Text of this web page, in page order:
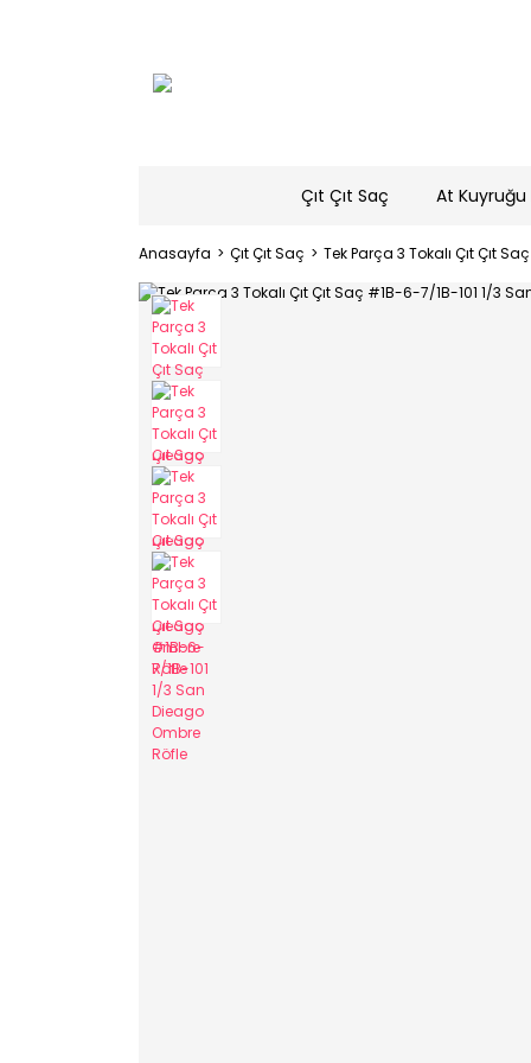
Çıt Çıt Saç At Kuyruğu
Anasayfa Çıt Çıt Saç Tek Parça 3 Tokalı Çıt Çıt Saç